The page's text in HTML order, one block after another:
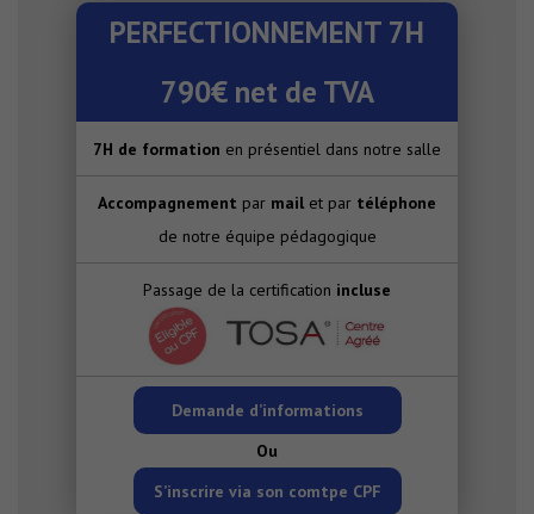
PERFECTIONNEMENT 7H
790€ net de TVA
7H de formation en présentiel dans notre salle
Accompagnement par mail et par téléphone
de notre équipe pédagogique
Passage de la certification incluse
Demande d’informations
Ou
S’inscrire via son comtpe CPF